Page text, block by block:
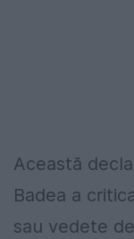
Această
Badea a
sau vedete